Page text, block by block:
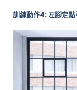
訓練動作4: 左腳定點